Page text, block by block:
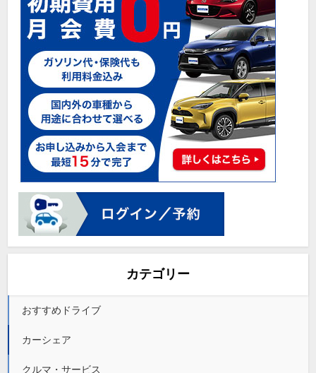
カテゴリー
おすすめドライブ
カーシェア
クルマ・サービス